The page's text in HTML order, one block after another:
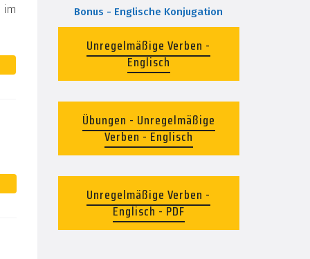
im
Bonus - Englische Konjugation
Unregelmäßige Verben -
Englisch
Übungen - Unregelmäßige
Verben - Englisch
Unregelmäßige Verben -
Englisch - PDF